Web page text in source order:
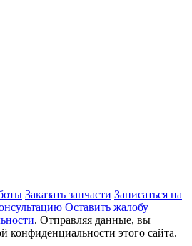
Заказать запчасти Записаться на
Оставить жалобу
. Отправляя данные, вы
конфиденциальности этого сайта.